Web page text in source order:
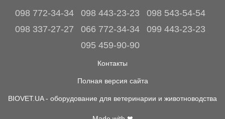
098 772-34-34 098 443-23-23
098 543-54-54
098 337-27-27
066 772-34-34
099 443-23-23
095 459-90-90
Контакты
Полная версия сайта
BIOVET.UA - оборудование для ветеринарии и животноводства